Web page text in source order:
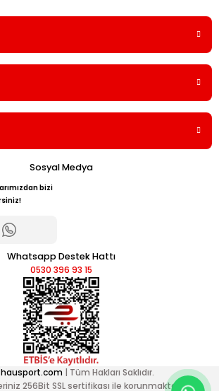
Sosyal Medya
bizi
Whatsapp Destek Hattı
0530 396 93 15
hausport.com | Tüm Hakları Saklıdır.
256Bit SSL sertifikası ile korunmaktadır.